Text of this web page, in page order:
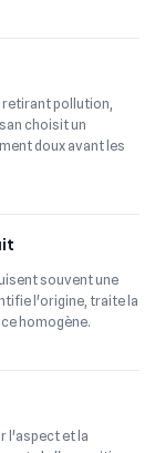
retirant pollution,
choisit un
doux avant les
souvent une
l'origine, traite la
homogène.
l'aspect et la